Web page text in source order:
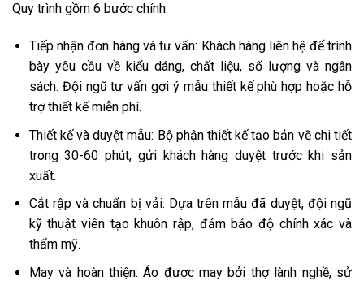
Quy trình gồm 6 bước chính:
Tiếp nhận đơn hàng và tư vấn: Khách hàng liên hệ để trình
bày yêu cầu về kiểu dáng, chất liệu, số lượng và ngân
sách. Đội ngũ tư vấn gợi ý mẫu thiết kế phù hợp hoặc hỗ
trợ thiết kế miễn phí.
Thiết kế và duyệt mẫu: Bộ phận thiết kế tạo bản vẽ chi tiết
trong 30-60 phút, gửi khách hàng duyệt trước khi sản
xuất.
Cắt rập và chuẩn bị vải: Dựa trên mẫu đã duyệt, đội ngũ
kỹ thuật viên tạo khuôn rập, đảm bảo độ chính xác và
thẩm mỹ.
May và hoàn thiện: Áo được may bởi thợ lành nghề, sử